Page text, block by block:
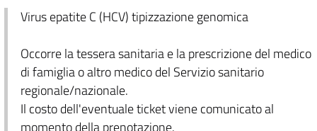
Virus epatite C (HCV) tipizzazione genomica
Occorre la tessera sanitaria e la prescrizione del medico
di famiglia o altro medico del Servizio sanitario
regionale/nazionale.
Il costo dell'eventuale ticket viene comunicato al
momento della prenotazione.